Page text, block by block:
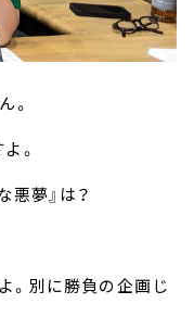
。
。
悪夢』は？
。別に勝負の企画じ